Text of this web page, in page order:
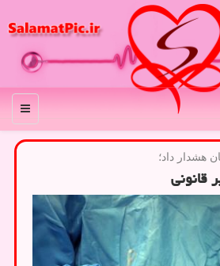
منو
هشدار داد؛